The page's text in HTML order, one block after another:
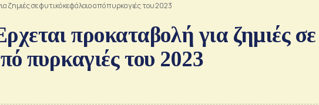
ζημιές σε φυτικό κεφάλαιο από πυρκαγιές του 2023
προκαταβολή για ζημιές σε
πυρκαγιές του 2023